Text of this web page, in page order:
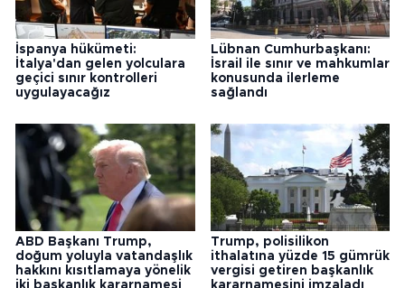
İspanya hükümeti:
İtalya'dan gelen yolculara
geçici sınır kontrolleri
uygulayacağız
Lübnan Cumhurbaşkanı:
İsrail ile sınır ve mahkumlar
konusunda ilerleme
sağlandı
ABD Başkanı Trump,
doğum yoluyla vatandaşlık
hakkını kısıtlamaya yönelik
iki başkanlık kararnamesi
Trump, polisilikon
ithalatına yüzde 15 gümrük
vergisi getiren başkanlık
kararnamesini imzaladı